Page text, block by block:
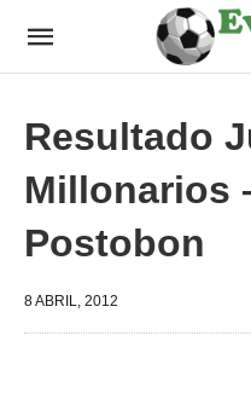
Resultado
Millonarios
Postobon
8 ABRIL, 2012